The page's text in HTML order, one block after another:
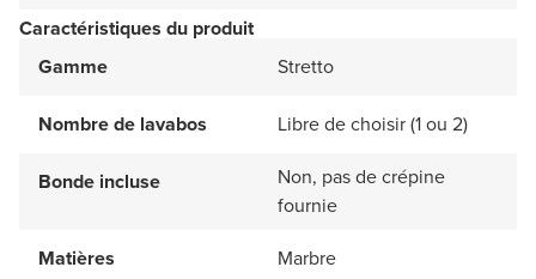
Caractéristiques du produit
Gamme
Stretto
Nombre de lavabos Libre de choisir (1 ou 2)
Bonde incluse
Non, pas de crépine
fournie
Matières
Marbre